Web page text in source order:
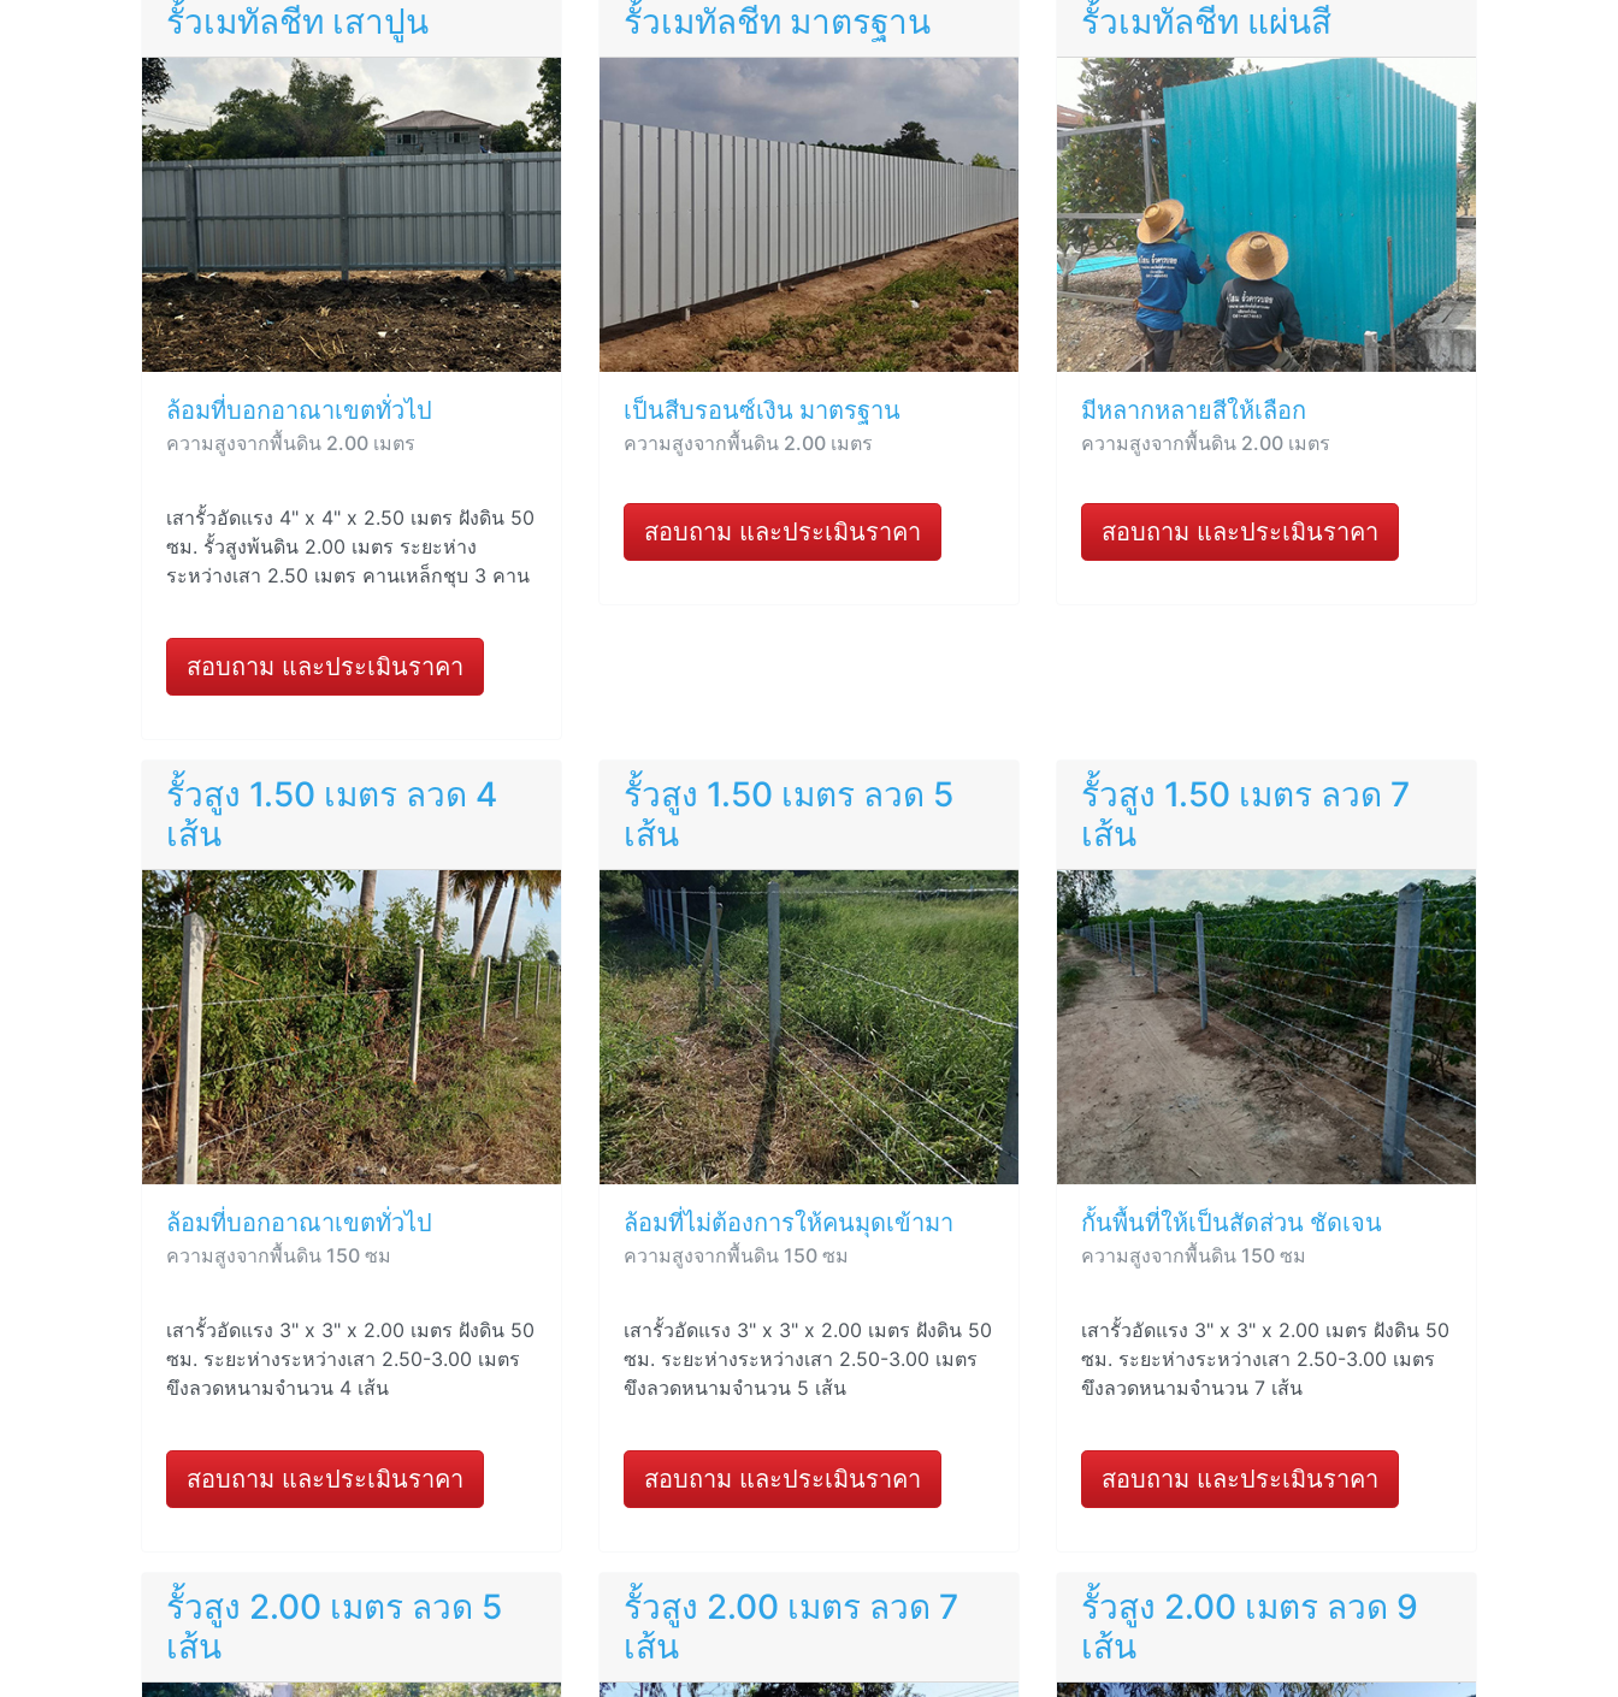
รั้วเมทัลชีท เสาปูน
ล้อมที่บอกอาณาเขตทั่วไป
ความสูงจากพื้นดิน 2.00 เมตร
เสารั้วอัดแรง 4" x 4" x 2.50 เมตร ฝังดิน 50
ซม. รั้วสูงพ้นดิน 2.00 เมตร ระยะห่าง
ระหว่างเสา 2.50 เมตร คานเหล็กชุบ 3 คาน
สอบถาม และประเมินราคา
รั้วเมทัลชีท มาตรฐาน
เป็นสีบรอนซ์เงิน มาตรฐาน
ความสูงจากพื้นดิน 2.00 เมตร
สอบถาม และประเมินราคา
รั้วเมทัลชีท แผ่นสี
มีหลากหลายสีให้เลือก
ความสูงจากพื้นดิน 2.00 เมตร
สอบถาม และประเมินราคา
รั้วสูง 1.50 เมตร ลวด 4
เส้น
ล้อมที่บอกอาณาเขตทั่วไป
ความสูงจากพื้นดิน 150 ซม
เสารั้วอัดแรง 3" x 3" x 2.00 เมตร ฝังดิน 50
ซม. ระยะห่างระหว่างเสา 2.50-3.00 เมตร
ขึงลวดหนามจำนวน 4 เส้น
สอบถาม และประเมินราคา
รั้วสูง 1.50 เมตร ลวด 5
เส้น
ล้อมที่ไม่ต้องการให้คนมุดเข้ามา
ความสูงจากพื้นดิน 150 ซม
เสารั้วอัดแรง 3" x 3" x 2.00 เมตร ฝังดิน 50
ซม. ระยะห่างระหว่างเสา 2.50-3.00 เมตร
ขึงลวดหนามจำนวน 5 เส้น
สอบถาม และประเมินราคา
รั้วสูง 1.50 เมตร ลวด 7
เส้น
กั้นพื้นที่ให้เป็นสัดส่วน ชัดเจน
ความสูงจากพื้นดิน 150 ซม
เสารั้วอัดแรง 3" x 3" x 2.00 เมตร ฝังดิน 50
ซม. ระยะห่างระหว่างเสา 2.50-3.00 เมตร
ขึงลวดหนามจำนวน 7 เส้น
สอบถาม และประเมินราคา
รั้วสูง 2.00 เมตร ลวด 5
เส้น
รั้วสูง 2.00 เมตร ลวด 7
เส้น
รั้วสูง 2.00 เมตร ลวด 9
เส้น